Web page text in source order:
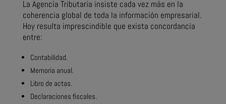
La Agencia Tributaria insiste cada vez más en la
coherencia global de toda la información empresarial.
Hoy resulta imprescindible que exista concordancia
entre:
Contabilidad.
Memoria anual.
Libro de actas.
Declaraciones fiscales.